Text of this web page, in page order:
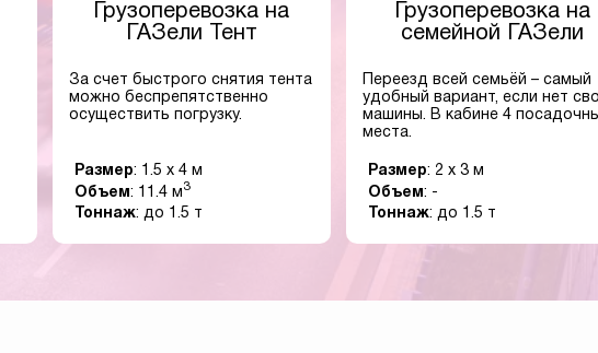
Грузоперевозка на
ГАЗели Тент
За счет быстрого снятия тента
можно беспрепятственно
осуществить погрузку.
Размер: 1.5 x 4 м
Объем: 11.4 м 3
Тоннаж: до 1.5 т
Грузоперевозка на
семейной ГАЗели
Переезд всей семьёй – самый
удобный вариант, если нет
машины. В кабине 4
места.
Размер: 2 x 3 м
Объем: -
Тоннаж: до 1.5 т